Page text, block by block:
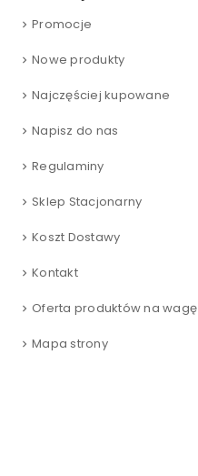
Promocje
Nowe produkty
Najczęściej kupowane
Napisz do nas
Regulaminy
Sklep Stacjonarny
Koszt Dostawy
Kontakt
Oferta produktów na wagę
Mapa strony